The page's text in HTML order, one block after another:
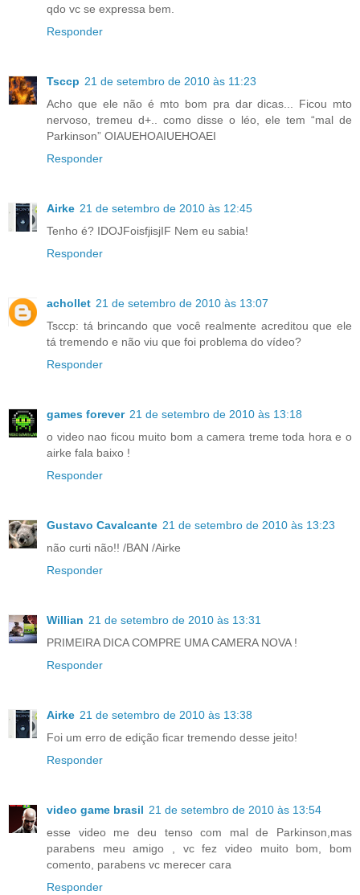
qdo vc se expressa bem.
Responder
Tsccp 21 de setembro de 2010 às 11:23
Acho que ele não é mto bom pra dar dicas... Ficou mto
nervoso, tremeu d+.. como disse o léo, ele tem “mal de
Parkinson” OIAUEHOAIUEHOAEI
Responder
Airke 21 de setembro de 2010 às 12:45
Tenho é? IDOJFoisfjisjIF Nem eu sabia!
Responder
achollet 21 de setembro de 2010 às 13:07
Tsccp: tá brincando que você realmente acreditou que ele
tá tremendo e não viu que foi problema do vídeo?
Responder
games forever 21 de setembro de 2010 às 13:18
o video nao ficou muito bom a camera treme toda hora e o
airke fala baixo !
Responder
Gustavo Cavalcante 21 de setembro de 2010 às 13:23
não curti não!! /BAN /Airke
Responder
Willian 21 de setembro de 2010 às 13:31
PRIMEIRA DICA COMPRE UMA CAMERA NOVA !
Responder
Airke 21 de setembro de 2010 às 13:38
Foi um erro de edição ficar tremendo desse jeito!
Responder
video game brasil 21 de setembro de 2010 às 13:54
esse video me deu tenso com mal de Parkinson,mas
parabens meu amigo , vc fez video muito bom, bom
comento, parabens vc merecer cara
Responder